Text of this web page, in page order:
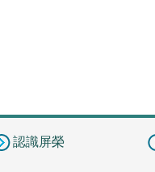
認識屏榮